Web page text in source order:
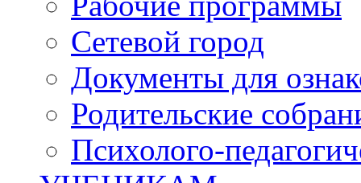
Сетевой город
Документы для
Родительские
Психолого-